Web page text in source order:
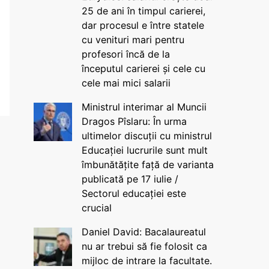
25 de ani în timpul carierei,
dar procesul e între statele
cu venituri mari pentru
profesori încă de la
începutul carierei și cele cu
cele mai mici salarii
Ministrul interimar al Muncii
Dragos Pîslaru: În urma
ultimelor discuții cu ministrul
Educației lucrurile sunt mult
îmbunătățite față de varianta
publicată pe 17 iulie /
Sectorul educației este
crucial
Daniel David: Bacalaureatul
nu ar trebui să fie folosit ca
mijloc de intrare la facultate.